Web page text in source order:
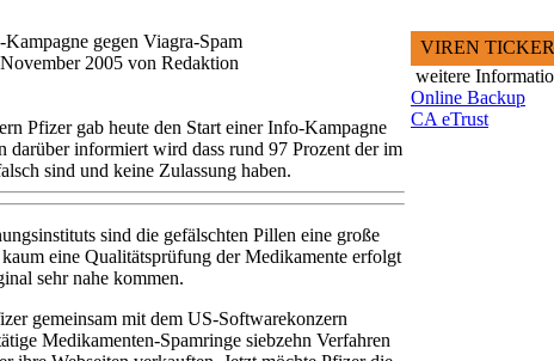
gegen Viagra-Spam
2005 von Redaktion
Pfizer gab heute den Start einer Info-Kampagne
darüber informiert wird dass rund 97 Prozent der im
sind und keine Zulassung haben.
sind die gefälschten Pillen eine große
eine Qualitätsprüfung der Medikamente erfolgt
sehr nahe kommen.
gemeinsam mit dem US-Softwarekonzern
Medikamenten-Spamringe siebzehn Verfahren
VIREN TICKER
weitere
Online Backup
CA eTrust